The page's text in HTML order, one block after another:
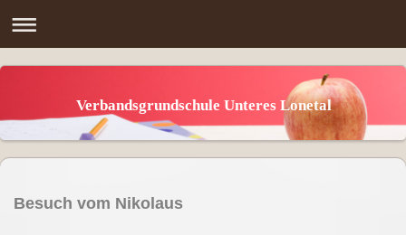
Verbandsgrundschule Unteres Lonetal
Besuch vom Nikolaus